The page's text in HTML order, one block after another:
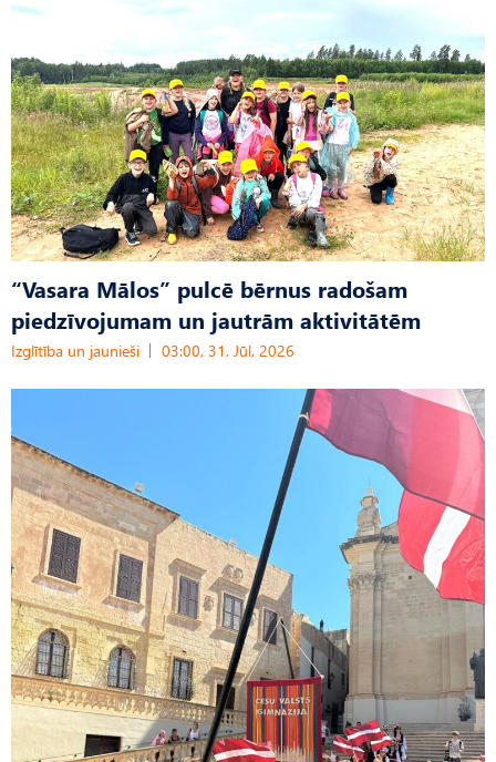
“Vasara Mālos” pulcē bērnus radošam
piedzīvojumam un jautrām aktivitātēm
Izglītība un jaunieši 03:00, 31. Jūl, 2026